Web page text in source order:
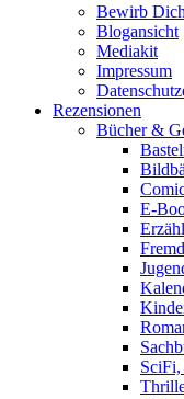
Bewirb
Blogansicht
Mediakit
Impressum
Rezensionen
Bücher &
E-